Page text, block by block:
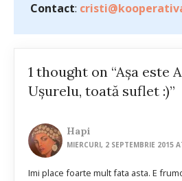
Contact:
1 thought on “Așa este
Ușurelu, toată suflet :)”
Hapi
MIERCURI, 2 SEPTEMBRIE 2015
Imi place foarte mult fata asta. E